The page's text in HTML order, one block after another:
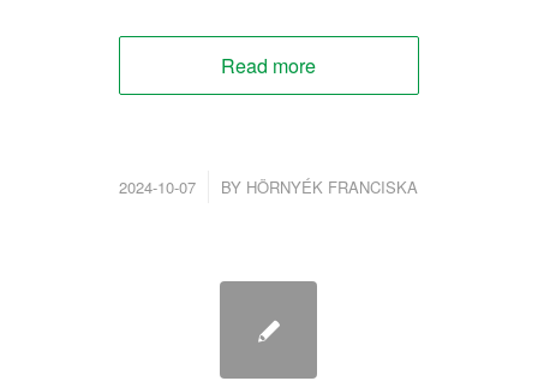
Read more
2024-10-07
/ BY HÖRNYÉK FRANCISKA